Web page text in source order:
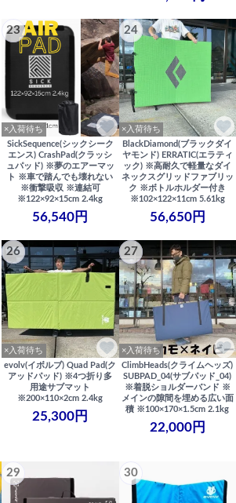
23
×入荷待ち
SickSequence(シックシーク
エンス) CrashPad(クラッシ
ュパッド) ※夢のエアーマッ
ト ※車で踏んでも壊れない
※衝撃吸収 ※連結可
※122×92×15cm 2.4kg
56,540円
24
×入荷待ち
BlackDiamond(ブラックダイ
ヤモンド) ERRATIC(エラティ
ック) ※高耐久で軽量なダイ
ネックスグリッドファブリッ
ク ※ボトルホルダー付き
※102×122×11cm 5.61kg
56,650円
26
×入荷待ち
evolv(イボルブ) Quad Pad(ク
アッドパッド) ※4つ折り多
用途サブマット
※200×110×2cm 2.4kg
25,300円
27
×入荷待ち
ClimbHeads(クライムヘッズ)
SUBPAD_04(サブパッド_04)
※着脱ショルダーバンド ※
メインの隙間を埋める広い面
積 ※100×170×1.5cm 2.1kg
22,000円
29 30